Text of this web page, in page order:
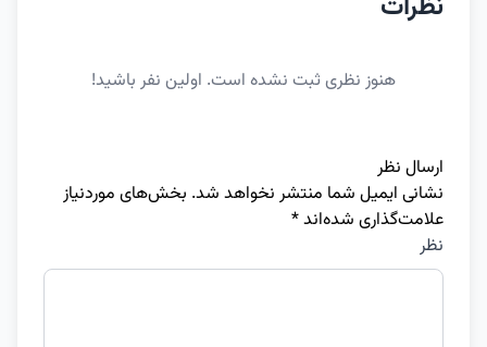
هنوز نظری ثبت نشده است. اولین نفر باشید!
ارسال نظر
نشانی ایمیل شما منتشر نخواهد شد. بخش‌های موردنیاز
علامت‌گذاری شده‌اند*
نظر